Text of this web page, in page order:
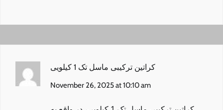
کراتین ترکیبی ماسل تک 1 کیلویی
November 26, 2025 at 10:10 am